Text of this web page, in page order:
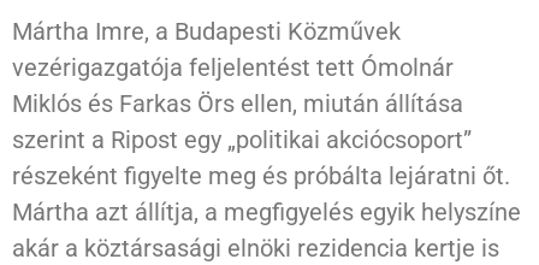
Mártha Imre, a Budapesti Közművek
vezérigazgatója feljelentést tett Ómolnár
Miklós és Farkas Örs ellen, miután állítása
szerint a Ripost egy „politikai akciócsoport”
részeként figyelte meg és próbálta lejáratni őt.
Mártha azt állítja, a megfigyelés egyik helyszíne
akár a köztársasági elnöki rezidencia kertje is